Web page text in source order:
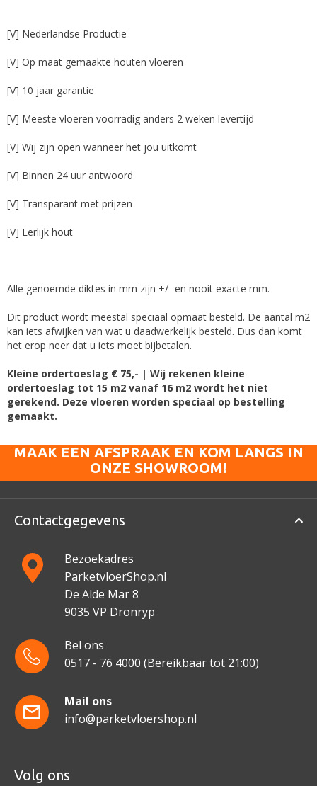
[V] Nederlandse Productie
[V] Op maat gemaakte houten vloeren
[V] 10 jaar garantie
[V] Meeste vloeren voorradig anders 2 weken levertijd
[V] Wij zijn open wanneer het jou uitkomt
[V] Binnen 24 uur antwoord
[V] Transparant met prijzen
[V] Eerlijk hout
Alle genoemde diktes in mm zijn +/- en nooit exacte mm.
Dit product wordt meestal speciaal opmaat besteld. De aantal m2
kan iets afwijken van wat u daadwerkelijk besteld. Dus dan komt
het erop neer dat u iets moet bijbetalen.
Kleine ordertoeslag € 75,- | Wij rekenen kleine
ordertoeslag tot 15 m2 vanaf 16 m2 wordt het niet
gerekend. Deze vloeren worden speciaal op bestelling
gemaakt.
MAAK EEN AFSPRAAK EN KOM LANGS IN
ONZE SHOWROOM!
Contactgegevens
Bezoekadres
ParketvloerShop.nl
De Alde Mar 8
9035 VP Dronryp
Bel ons
0517 - 76 4000 (Bereikbaar tot 21:00)
Mail ons
info@parketvloershop.nl
Volg ons